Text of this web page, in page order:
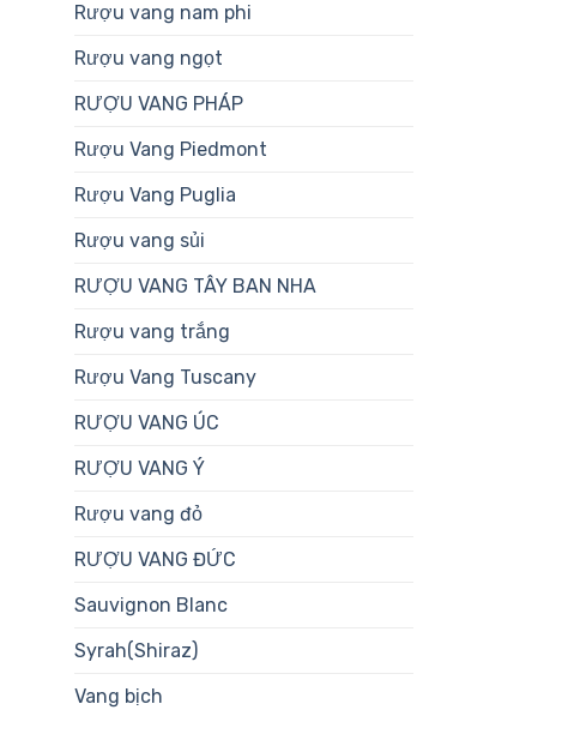
Rượu vang nam phi
Rượu vang ngọt
RƯỢU VANG PHÁP
Rượu Vang Piedmont
Rượu Vang Puglia
Rượu vang sủi
RƯỢU VANG TÂY BAN NHA
Rượu vang trắng
Rượu Vang Tuscany
RƯỢU VANG ÚC
RƯỢU VANG Ý
Rượu vang đỏ
RƯỢU VANG ĐỨC
Sauvignon Blanc
Syrah(Shiraz)
Vang bịch